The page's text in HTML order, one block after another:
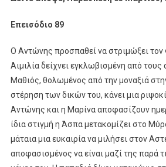
Επεισόδιο 89
Ο Αντώνης προσπαθεί να στριμώξει
Αιμιλία δείχνει εγκλωβισμένη από
Μαθιός, θολωμένος από την μοναξιά
στέρηση των δικών του, κάνει μια
Αντώνης και η Μαρίνα αποφασίζουν
ίδια στιγμή η Άσπα μετακομίζει στο
μάταια μια ευκαιρία να μιλήσει στον
αποφασισμένος να είναι μαζί της παρά